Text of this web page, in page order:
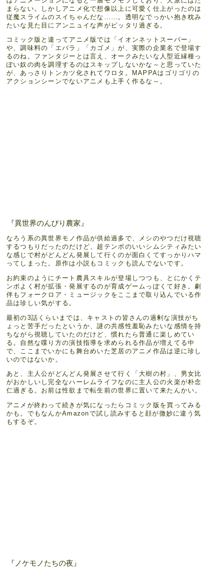
まらない。しかしアニメ化で想像以上に可愛く仕上がったのは
従魔スライムのスイちゃんだな……。透明なでっかい抱き枕み
たいな見た目にアンニュイな声がピッタリ過ぎる。
コミック版と違ってアニメ版では「イオンネットスーパー」
や、調味料の「エバラ」「カゴメ」が、実際の企業名で登場す
るのね。ファンタジーとは言え、オークみたいな人型近縁種っ
ぽい奴の肉を調理するのはスキップしないかな～と思っていた
が、あっさりトンカツ化されてワロタ。MAPPAはゴリゴリの
アクションシーンでないアニメも上手く作るな～。
『異世界のんびり農家』
なろう系の異世界モノ作品が供給過多で、メシのやつだけ視聴
するつもりだったのだけど、超テンポのいいシムシティみたい
な感じで村がどんどん発展して行くのが面白くてすっかりハマ
ってしまった。原作は小説もコミックも読んでないです。
お約束のようにチート農具スキルが登場しつつも、とにかくテ
ンポよく村が拡張・発展するのが育成ゲームっぽくて好き。劇
伴もフォークロア・ミュージックをここまで取り込んでいる作
品は珍しい気がする。
最初の3話くらいまでは、キャストの皆さんの過剰な演技がち
ょっと苦手だったというか、謎の共感性羞恥みたいな感情を持
ちながら視聴していたのだけど、慣れたら普通に楽しめてい
る。自然な喋り方の演技指導を求められる作品が増えてる中
で、ここまでいかにも舞台めいた芝居のアニメ作品は逆に珍し
いのではないか。
あと、主人公がどんどん発展させて行く「大樹の村」、男女比
がおかしいし完全なハーレムライフなのに主人公の火楽が朴念
仁過ぎる。お前は性欲まで転生前の世界に置いて来たんかい。
アニメが終わって続きが気になったらコミック版を買ってみる
かも。でもなんかAmazonで試し読みすると顔が微妙に違う気
もするぞ。
『ノケモノたちの夜』